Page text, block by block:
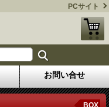
PCサイト
お問い合せ
BOX